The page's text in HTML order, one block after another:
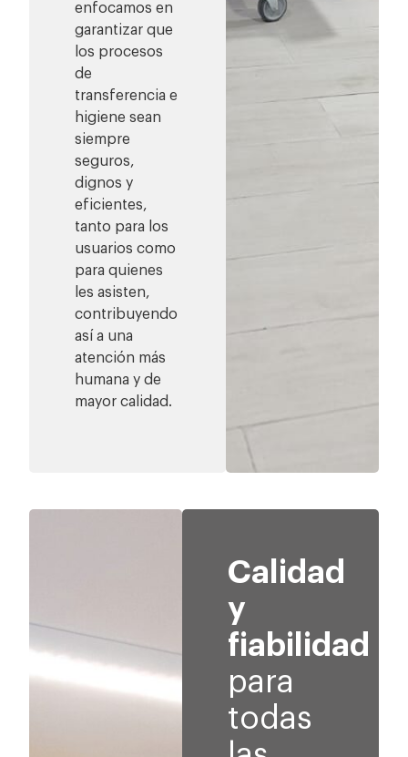
enfocamos en
garantizar que
los procesos
de
transferencia e
higiene sean
siempre
seguros,
dignos y
eficientes,
tanto para los
usuarios como
para quienes
les asisten,
contribuyendo
así a una
atención más
humana y de
mayor calidad.
Calidad
y
fiabilidad
para
todas